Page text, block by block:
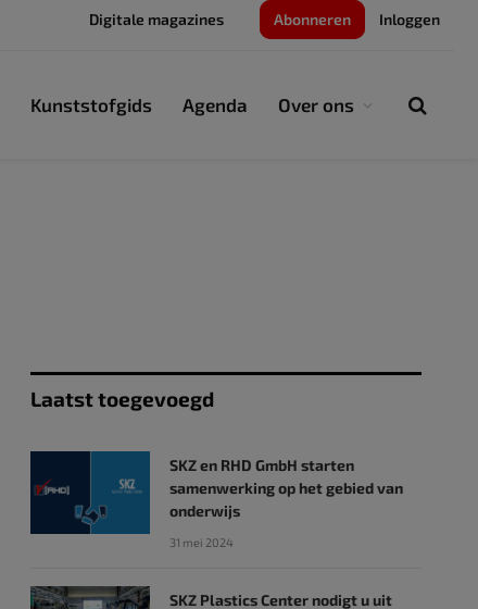
Digitale magazines Abonneren Inloggen
Kunststofgids Agenda Over ons
Laatst toegevoegd
SKZ en RHD GmbH starten
samenwerking op het gebied van
onderwijs
31 mei 2024
SKZ Plastics Center nodigt u uit